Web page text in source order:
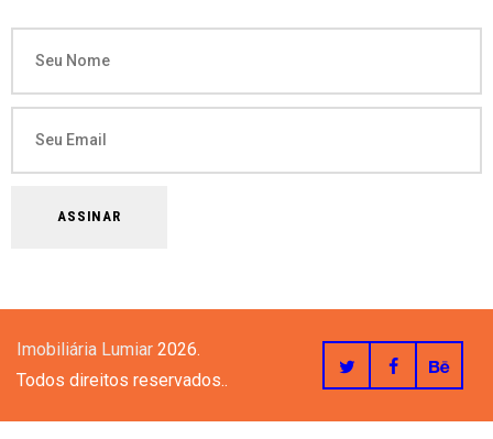
Imobiliária Lumiar 2026.
Todos direitos reservados..